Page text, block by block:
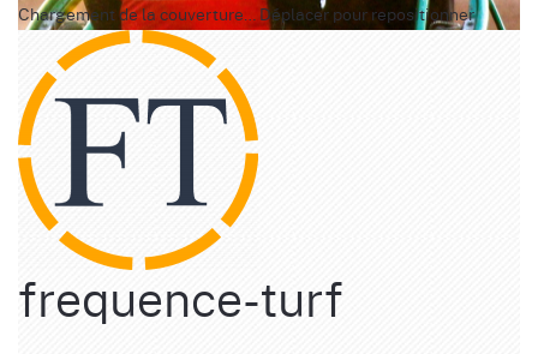
Chargement de la couverture… Déplacer pour repositionner
frequence-turf